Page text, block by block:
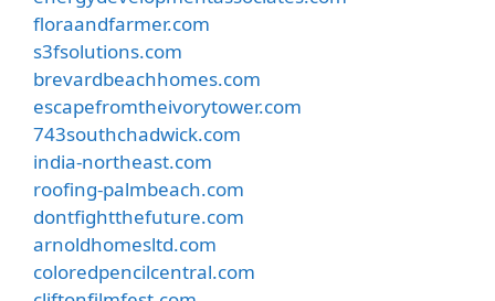
floraandfarmer.com
s3fsolutions.com
brevardbeachhomes.com
escapefromtheivorytower.com
743southchadwick.com
india-northeast.com
roofing-palmbeach.com
dontfightthefuture.com
arnoldhomesltd.com
coloredpencilcentral.com